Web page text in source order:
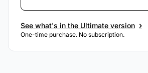
See what's in the Ultimate version ›
One-time purchase. No subscription.